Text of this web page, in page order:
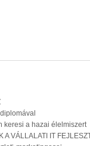
keresi a hazai élelmiszert
A VÁLLALATI IT